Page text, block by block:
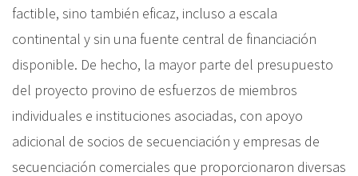
factible, sino también eficaz, incluso a escala
continental y sin una fuente central de financiación
disponible. De hecho, la mayor parte del presupuesto
del proyecto provino de esfuerzos de miembros
individuales e instituciones asociadas, con apoyo
adicional de socios de secuenciación y empresas de
secuenciación comerciales que proporcionaron diversas